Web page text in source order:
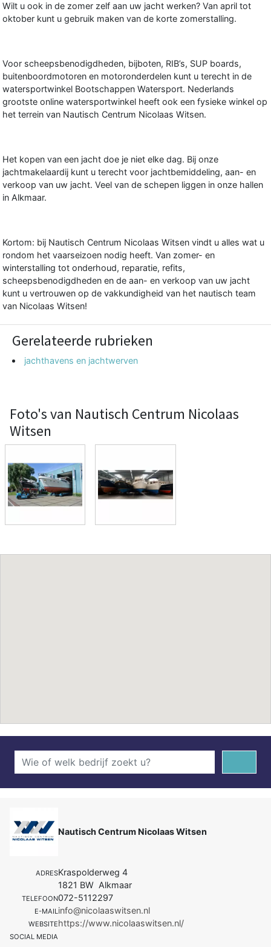
Wilt u ook in de zomer zelf aan uw jacht werken? Van april tot
oktober kunt u gebruik maken van de korte zomerstalling.
Voor scheepsbenodigdheden, bijboten, RIB’s, SUP boards,
buitenboordmotoren en motoronderdelen kunt u terecht in de
watersportwinkel Bootschappen Watersport. Nederlands
grootste online watersportwinkel heeft ook een fysieke winkel op
het terrein van Nautisch Centrum Nicolaas Witsen.
Het kopen van een jacht doe je niet elke dag. Bij onze
jachtmakelaardij kunt u terecht voor jachtbemiddeling, aan- en
verkoop van uw jacht. Veel van de schepen liggen in onze hallen
in Alkmaar.
Kortom: bij Nautisch Centrum Nicolaas Witsen vindt u alles wat u
rondom het vaarseizoen nodig heeft. Van zomer- en
winterstalling tot onderhoud, reparatie, refits,
scheepsbenodigdheden en de aan- en verkoop van uw jacht
kunt u vertrouwen op de vakkundigheid van het nautisch team
van Nicolaas Witsen!
Gerelateerde rubrieken
jachthavens en jachtwerven
Foto's van Nautisch Centrum Nicolaas
Witsen
Nautisch Centrum Nicolaas Witsen
ADRESKraspolderweg 4
1821 BW Alkmaar
TELEFOON072-5112297
E-MAILinfo@nicolaaswitsen.nl
WEBSITEhttps://www.nicolaaswitsen.nl/
SOCIAL MEDIA